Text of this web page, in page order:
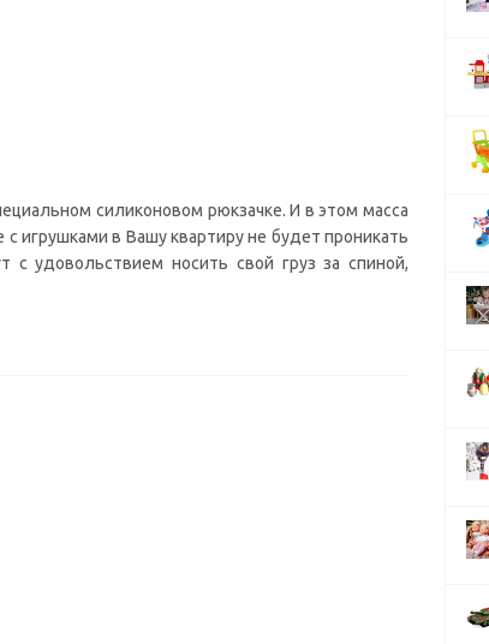
силиконовом рюкзачке. И в этом масса
игрушками в Вашу квартиру не будет проникать
с удовольствием носить свой груз за спиной,